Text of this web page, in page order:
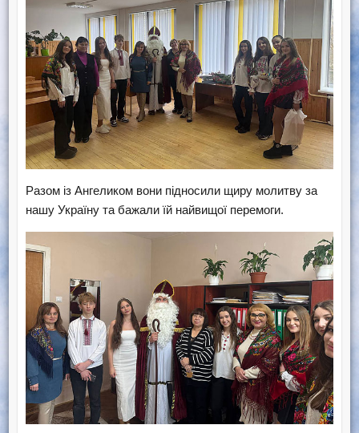
Разом із Ангеликом вони підносили щиру молитву за
нашу Україну та бажали їй найвищої перемоги.